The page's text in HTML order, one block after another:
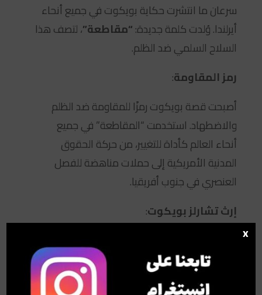
سرعان ما انتشرت حكاية بويكوت في جميع أنحاء
أيرلندا. وُلدت كلمة جديدة:“مقاطعة”، لتصف هذا
السلاح السلمي ضد الظلم.
رمز المقاومة:
أصبحت قصة بويكوت رمزًا للمقاومة ضد الظلم
والاضطهاد. استخدمت “المقاطعة” في جميع
أنحاء العالم كأداة للتغيير، من حركة الحقوق
المدنية الأمريكية إلى حملات مناهضة للفصل
العنصري في جنوب أفريقيا.
إرث تشارلز بويكوت:
يكن اسمه رمزًا للثروة أو السلطة، بل رمزًا للمقاومة
الشعبية والتصدي للظلم.
x